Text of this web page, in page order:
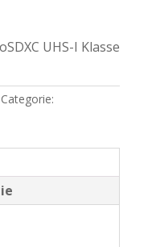
UHS-I Klasse
Categorie: